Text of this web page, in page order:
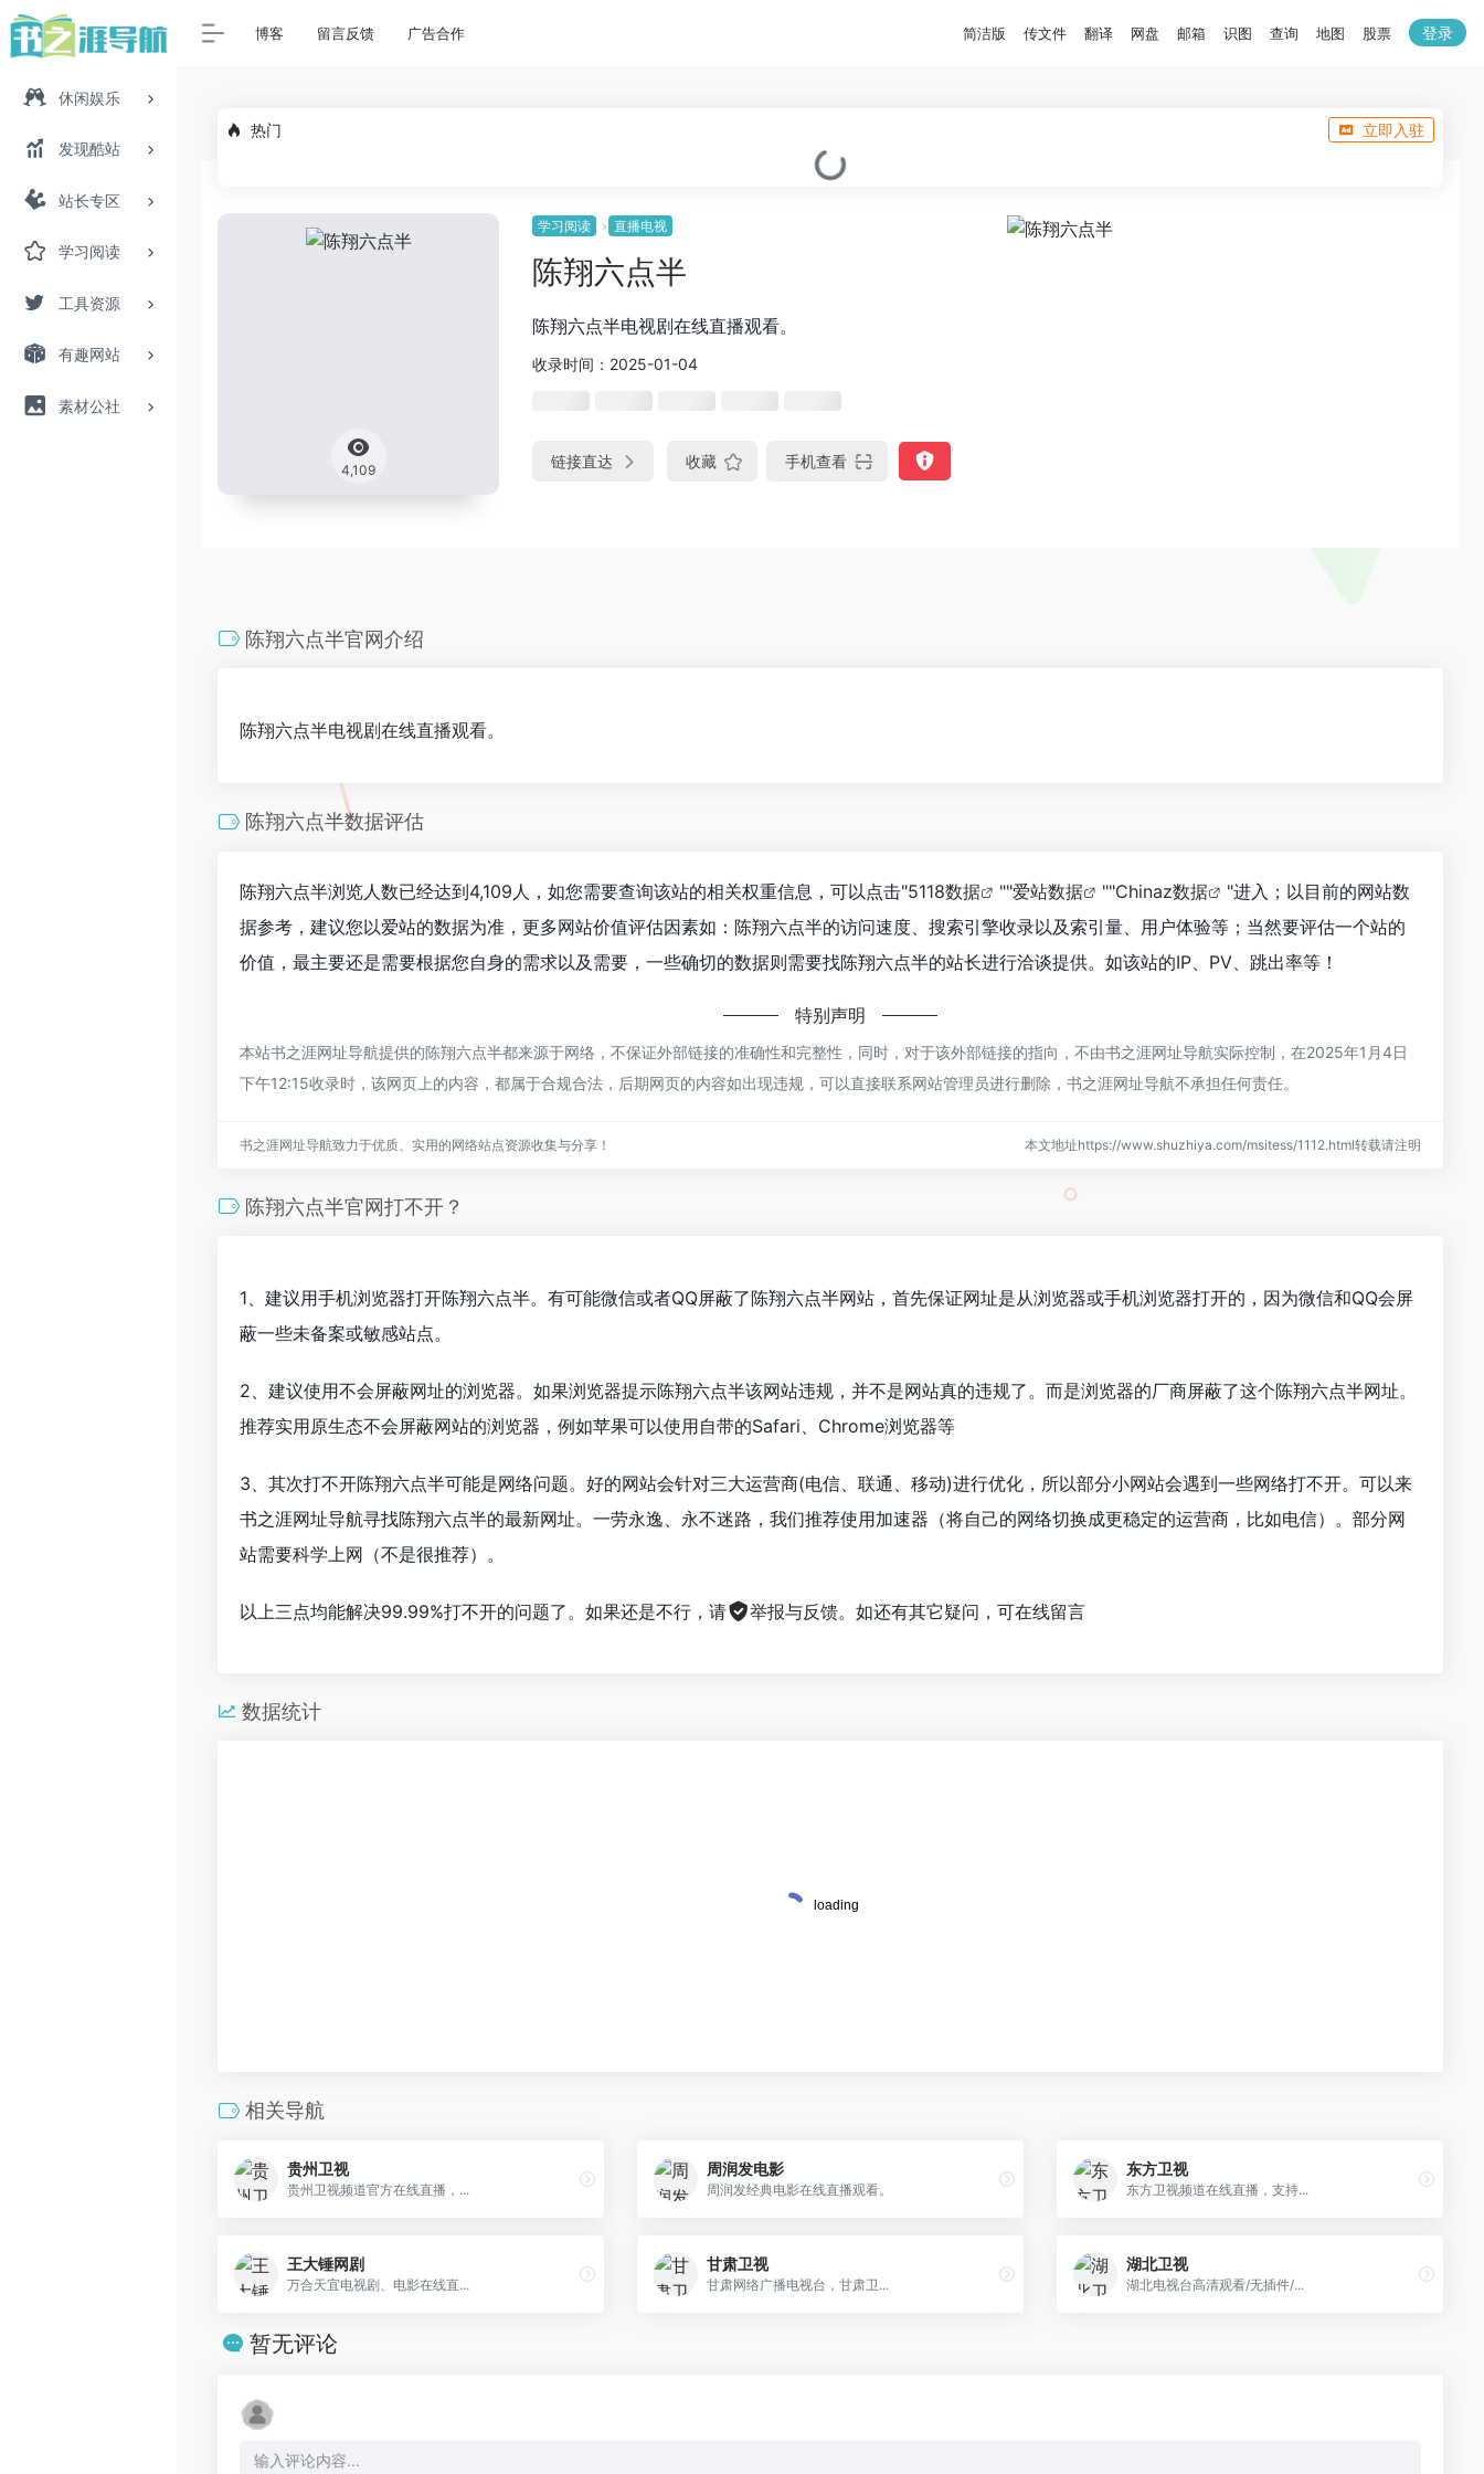
休闲娱乐
发现酷站
站长专区
学习阅读
工具资源
有趣网站
素材公社
博客 留言反馈 广告合作 简洁版 传文件 翻译 网盘 邮箱 识图 查询 地图 股票 登录
热门 立即入驻
4,109
学习阅读 直播电视
陈翔六点半
陈翔六点半电视剧在线直播观看。
收录时间：2025-01-04
链接直达 收藏 手机查看
陈翔六点半官网介绍
陈翔六点半电视剧在线直播观看。
陈翔六点半数据评估
陈翔六点半浏览人数已经达到4,109人，如您需要查询该站的相关权重信息，可以点击"5118数据 ""爱站数据 ""Chinaz数据
"进入；以目前的网站数
据参考，建议您以爱站的数据为准，更多网站价值评估因素如：陈翔六点半的访问速度、搜索引擎收录以及索引量、用户体验等；当然要评估一个站的
价值，最主要还是需要根据您自身的需求以及需要，一些确切的数据则需要找陈翔六点半的站长进行洽谈提供。如该站的IP、PV、跳出率等！
特别声明
本站书之涯网址导航提供的陈翔六点半都来源于网络，不保证外部链接的准确性和完整性，同时，对于该外部链接的指向，不由书之涯网址导航实际控制，在2025年1月4日
下午12:15收录时，该网页上的内容，都属于合规合法，后期网页的内容如出现违规，可以直接联系网站管理员进行删除，书之涯网址导航不承担任何责任。
书之涯网址导航致力于优质、实用的网络站点资源收集与分享！ 本文地址https://www.shuzhiya.com/msitess/1112.html转载请注明
陈翔六点半官网打不开？
1、建议用手机浏览器打开陈翔六点半。有可能微信或者QQ屏蔽了陈翔六点半网站，首先保证网址是从浏览器或手机浏览器打开的，因为微信和QQ会屏
蔽一些未备案或敏感站点。
2、建议使用不会屏蔽网址的浏览器。如果浏览器提示陈翔六点半该网站违规，并不是网站真的违规了。而是浏览器的厂商屏蔽了这个陈翔六点半网址。
推荐实用原生态不会屏蔽网站的浏览器，例如苹果可以使用自带的Safari、Chrome浏览器等
3、其次打不开陈翔六点半可能是网络问题。好的网站会针对三大运营商(电信、联通、移动)进行优化，所以部分小网站会遇到一些网络打不开。可以来
书之涯网址导航寻找陈翔六点半的最新网址。一劳永逸、永不迷路，我们推荐使用加速器（将自己的网络切换成更稳定的运营商，比如电信）。部分网
站需要科学上网（不是很推荐）。
以上三点均能解决99.99%打不开的问题了。如果还是不行，请 举报与反馈。如还有其它疑问，可在线留言
数据统计
相关导航
贵州卫视
贵州卫视频道官方在线直播，...
周润发电影
周润发经典电影在线直播观看。
东方卫视
东方卫视频道在线直播，支持...
王大锤网剧
万合天宜电视剧、电影在线直...
甘肃卫视
甘肃网络广播电视台，甘肃卫...
湖北卫视
湖北电视台高清观看/无插件/...
暂无评论